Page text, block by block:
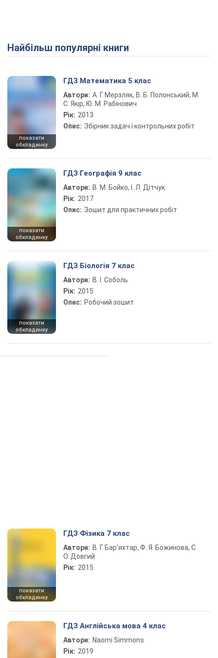
Найбільш популярні книги
показати
обкладинку
ГДЗ Математика 5 клас
Автори: А. Г. Мерзляк, В. Б. Полонський, М.
С. Якір, Ю. М. Рабінович
Рік: 2013
Опис: Збірник задач і контрольних робіт
показати
обкладинку
ГДЗ Географія 9 клас
Автори: В. М. Бойко, І. Л. Дітчук
Рік: 2017
Опис: Зошит для практичних робіт
показати
обкладинку
ГДЗ Біологія 7 клас
Автори: В. І. Соболь
Рік: 2015
Опис: Робочий зошит
показати
обкладинку
ГДЗ Фізика 7 клас
Автори: В. Г. Бар’яхтар, Ф. Я. Божинова, С.
О. Довгий
Рік: 2015
ГДЗ Англійська мова 4 клас
Автори: Naomi Simmons
Рік: 2019